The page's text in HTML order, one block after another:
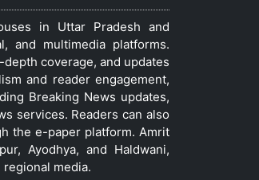
in Uttar Pradesh and
and multimedia platforms.
coverage, and updates
and reader engagement,
Breaking News updates,
services. Readers can also
the e-paper platform. Amrit
Ayodhya, and Haldwani,
media.